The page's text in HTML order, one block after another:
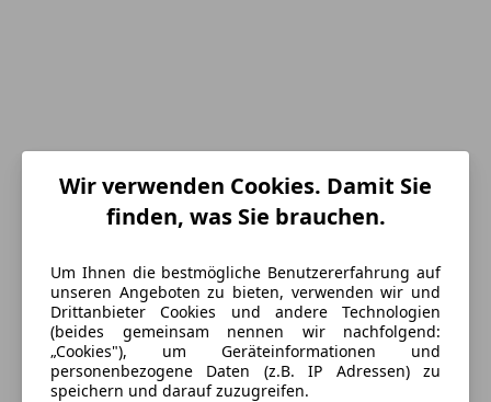
Energieverbrauch
Schadstoffklasse
Euro 5
Wir verwenden Cookies. Damit Sie
finden, was Sie brauchen.
Um Ihnen die bestmögliche Benutzererfahrung auf
unseren Angeboten zu bieten, verwenden wir und
Drittanbieter Cookies und andere Technologien
(beides gemeinsam nennen wir nachfolgend:
„Cookies"), um Geräteinformationen und
personenbezogene Daten (z.B. IP Adressen) zu
speichern und darauf zuzugreifen.